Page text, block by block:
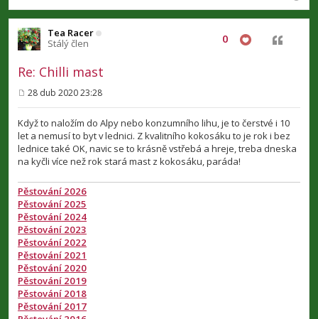
Tea Racer
Stálý člen
Re: Chilli mast
0 Citovat
ř
í
s
p
ě
v
k
28 dub 2020 23:28
Když to naložím do Alpy nebo konzumního lihu, je to čerstvé i 10
let a nemusí to byt v lednici. Z kvalitního kokosáku to je rok i bez
lednice také OK, navic se to krásně vstřebá a hreje, treba dneska
na kyčli více než rok stará mast z kokosáku, paráda!
Pěstování 2026
Pěstování 2025
Pěstování 2024
Pěstování 2023
Pěstování 2022
Pěstování 2021
Pěstování 2020
Pěstování 2019
Pěstování 2018
Pěstování 2017